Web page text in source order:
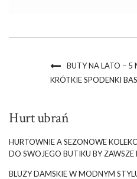
BUTY NA LATO – 5
KRÓTKIE SPODENKI
Hurt ubrań
HURTOWNIE A SEZONOWE
DO SWOJEGO BUTIKU BY ZAWSZE
BLUZY DAMSKIE W MODNYM